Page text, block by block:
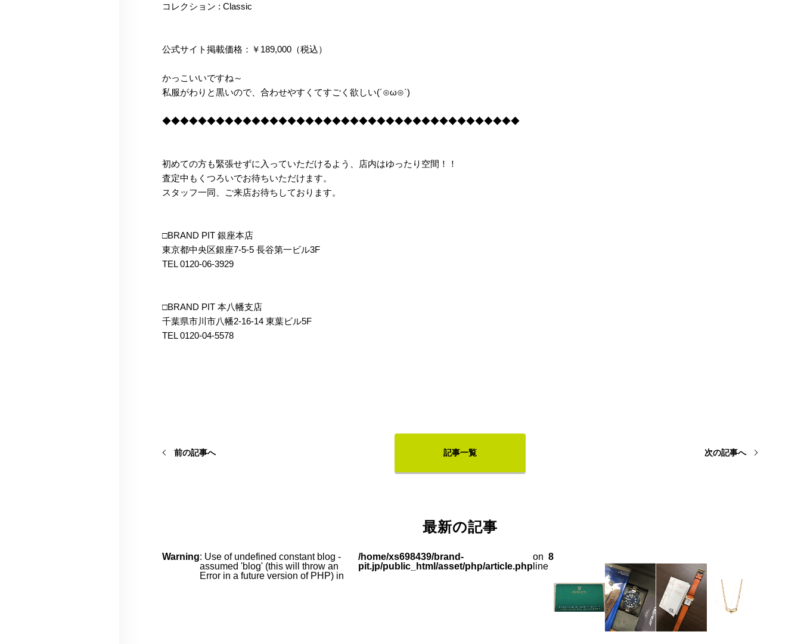
コレクション : Classic
公式サイト掲載価格：￥189,000（税込）
かっこいいですね～
私服がわりと黒いので、合わせやすくてすごく欲しい(´⊙ω⊙`)
◆◆◆◆◆◆◆◆◆◆◆◆◆◆◆◆◆◆◆◆◆◆◆◆◆◆◆◆◆◆◆◆◆◆◆◆◆◆◆◆
初めての方も緊張せずに入っていただけるよう、店内はゆったり空間！！
査定中もくつろいでお待ちいただけます。
スタッフ一同、ご来店お待ちしております。
□BRAND PIT 銀座本店
東京都中央区銀座7-5-5 長谷第一ビル3F
TEL 0120-06-3929
□BRAND PIT 本八幡支店
千葉県市川市八幡2-16-14 東葉ビル5F
TEL 0120-04-5578
次の記事へ
前の記事へ 記事一覧
最新の記事
Warning: Use of undefined constant blog -
assumed 'blog' (this will throw an
Error in a future version of PHP) in
/home/xs698439/brand-
pit.jp/public_html/asset/php/article.php
on
line
8